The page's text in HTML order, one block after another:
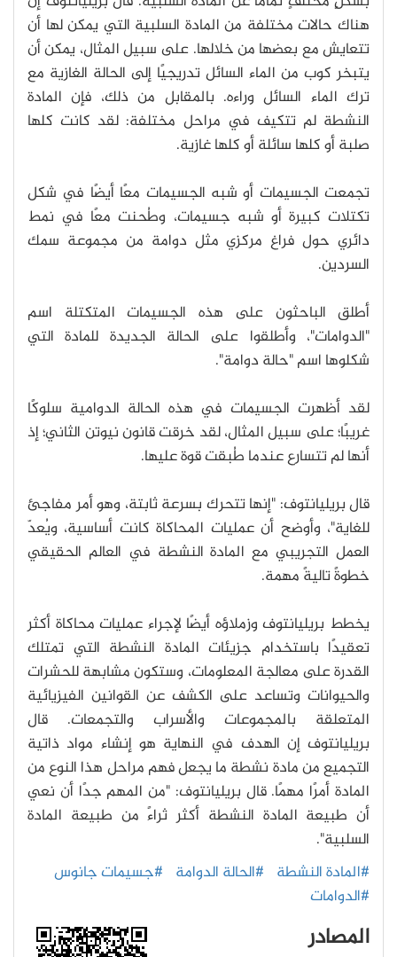
هناك حالات مختلفة من المادة السلبية التي يمكن لها أن
تتعايش مع بعضها من خلالها. على سبيل المثال، يمكن أن
يتبخر كوب من الماء السائل تدريجيًا إلى الحالة الغازية مع
ترك الماء السائل وراءه. بالمقابل من ذلك، فإن المادة
النشطة لم تتكيف في مراحل مختلفة: لقد كانت كلها
صلبة أو كلها سائلة أو كلها غازية.
تجمعت الجسيمات أو شبه الجسيمات معًا أيضًا في شكل
تكتلات كبيرة أو شبه جسيمات، وطُحنت معًا في نمط
دائري حول فراغ مركزي مثل دوامة من مجموعة سمك
السردين.
أطلق الباحثون على هذه الجسيمات المتكتلة اسم
"الدوامات"، وأطلقوا على الحالة الجديدة للمادة التي
شكلوها اسم "حالة دوامة".
لقد أظهرت الجسيمات في هذه الحالة الدوامية سلوكًا
غريبًا؛ على سبيل المثال، لقد خرقت قانون نيوتن الثاني؛ إذ
أنها لم تتسارع عندما طُبقت قوة عليها.
قال بريليانتوف: "إنها تتحرك بسرعة ثابتة، وهو أمر مفاجئ
للغاية"، وأوضح أن عمليات المحاكاة كانت أساسية، ويُعدّ
العمل التجريبي مع المادة النشطة في العالم الحقيقي
خطوةً تاليةً مهمة.
يخطط بريليانتوف وزملاؤه أيضًا لإجراء عمليات محاكاة أكثر
تعقيدًا باستخدام جزيئات المادة النشطة التي تمتلك
القدرة على معالجة المعلومات، وستكون مشابهة للحشرات
والحيوانات وتساعد على الكشف عن القوانين الفيزيائية
المتعلقة بالمجموعات والأسراب والتجمعات. قال
بريليانتوف إن الهدف في النهاية هو إنشاء مواد ذاتية
التجميع من مادة نشطة ما يجعل فهم مراحل هذا النوع من
المادة أمرًا مهمًا. قال بريليانتوف: "من المهم جدًا أن نعي
أن طبيعة المادة النشطة أكثر ثراءً من طبيعة المادة
السلبية".
#المادة النشطة #الحالة الدوامة #جسيمات جانوس
#الدوامات
المصادر